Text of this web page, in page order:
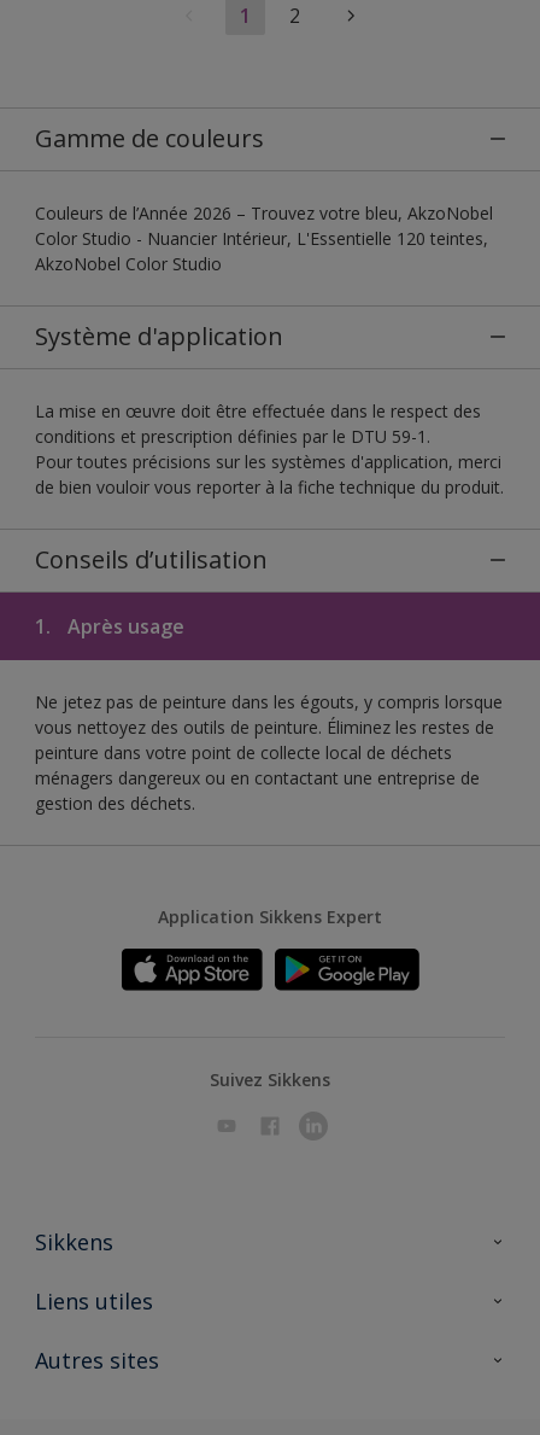
1 2
Gamme de couleurs
Couleurs de l’Année 2026 – Trouvez votre bleu, AkzoNobel
Color Studio - Nuancier Intérieur, L'Essentielle 120 teintes,
AkzoNobel Color Studio
Système d'application
La mise en œuvre doit être effectuée dans le respect des
conditions et prescription définies par le DTU 59-1.
Pour toutes précisions sur les systèmes d'application, merci
de bien vouloir vous reporter à la fiche technique du produit.
Conseils d’utilisation
1. Après usage
Ne jetez pas de peinture dans les égouts, y compris lorsque
vous nettoyez des outils de peinture. Éliminez les restes de
peinture dans votre point de collecte local de déchets
ménagers dangereux ou en contactant une entreprise de
gestion des déchets.
Application Sikkens Expert
Suivez Sikkens
Sikkens
A propos de Sikkens
Liens utiles
Ouvrir un magasin PASS
Autres sites